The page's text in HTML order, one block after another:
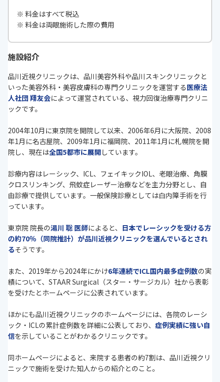
※ 料金はすべて税込
※ 料金は両眼施術した際の費用
施設紹介
品川近視クリニックは、品川美容外科や品川スキンクリニックと
いった美容外科・美容皮膚科の専門クリニックを運営する医療法
人社団 翔友会によって運営されている、視力回復治療専門クリニ
ックです。
2004年10月に東京院を開院して以来、2006年6月に大阪院、2008
年1月に名古屋院、2009年1月に福岡院、2011年1月に札幌院を開
院し、現在は全国5都市に展開 しています。
診療内容はレーシック、ICL、フェイキックIOL、老眼治療、角膜
クロスリンキング、飛蚊症レーザー治療などを主力分野とし、自
由診療で提供しています。一般保険診療としては白内障手術を行
っています。
東京院 院長の湯川 聡 医師によると、 日本でレーシックを受ける方
の約70％（同院推計）が品川近視クリニックを選んでいるとされ
るそうです。
また、2019年から2024年にかけ6年連続でICL国内最多症例数の実
績について、STAAR Surgical（スター・サージカル）社から表彰
を受けたとホームページに公表されています。
ほかにも品川近視クリニックのホームページには、各院のレーシ
ック・ICLの累計症例数を詳細に公表しており、 症例実績に強い自
信を示していることがわかるクリニックです。
同ホームページによると、来院する患者の約7割は、品川近視クリ
ニックで施術を受けた知人からの紹介とのこと。